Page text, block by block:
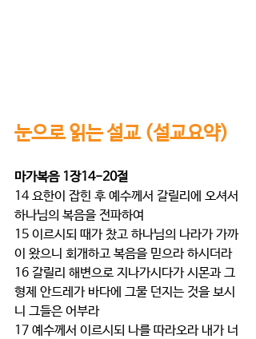
눈으로 읽는 설교 (설교요약)
마가복음 1장14-20절
14 요한이 잡힌 후 예수께서 갈릴리에 오셔서
하나님의 복음을 전파하여
15 이르시되 때가 찼고 하나님의 나라가 가까
이 왔으니 회개하고 복음을 믿으라 하시더라
16 갈릴리 해변으로 지나가시다가 시몬과 그
형제 안드레가 바다에 그물 던지는 것을 보시
니 그들은 어부라
17 예수께서 이르시되 나를 따라오라 내가 너